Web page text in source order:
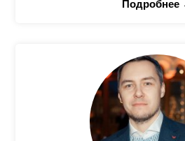
Подробнее